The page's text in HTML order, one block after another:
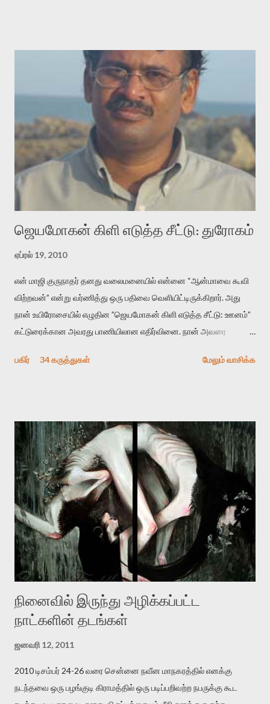
அதிகமாக்கும். கொல்லாது. ஒரு கனவை மீட்டெடுப்பதன் நோக்கம்
என்னவாக இருக்கும்? கவிதையின் அரூப இயக்கத்தை பொதுவயமாக
வடிக்க முயல்வதும் அதற்கே. கோயில் கருவறையின்
மென்வெளிச்சத்தில் நுண்பேசியின் படக்கருவியை இயக்கி சாத்தி
வைத்து விட்டு இயக்கத்தை அறிவோம். அறிதல் அபச்சாரமில்லை.
பயணப் படிமம் என்பது காக்னிடிவ் பொயடிக்ஸ் எனும் சமகால
விமர்சனத்தின் ஒரு முக்கிய கருவி. இக்கருவியை மனுஷ்யபுத்திரனின்
“காலை வணக்கங்கள்” எனும் ஒரு கவிதையில் சொருகப் போகிறோம்.
முதலில் கருவியை பழகுவோம். அன்றாட மொழியில் ஒன்று ம...
ஜெயமோகன் கிளி எடுத்த சீட்டு: துரோகம்
ஏப்ரல் 19, 2010
என் மாஜி குருநாதர் தனது வலைமனையில் என்னை “ஆன்மாவை கூவி
விற்றவன்” என்று வர்ணித்து ஒரு பதிவை வெளியிட்டிருக்கிறார். அது
நான் உயிரோசையில் எழுதின ”ஜெயமோகன் கிளி எடுத்த சீட்டு: ஊனம்”
கட்டுரைக்கான அவரது பாணியிலான எதிர்வினை. நான் அவரை
பதிவை படித்த நண்பர்கள் பலரும் அவருக்காக இரக்கப்பட்டார்கள்.
தனது இணையதளத்திலே தொடர்ந்து பதிவு செய்கிறார். உயிர்மை
இன்னும் சில வருடங்களுக்கு தனக்கு எதிராக எழுத்தாளர்களை ஏவி
விட்டபடி இருக்கும் என்று ஒரு அச்சத்தை வெளிப்படுத்தியபடி
இருக்கிறார். அவர் கடுமையான பாதுகாப்பின்மை மனநிலையில் உள்ளார்.
உயிர்மை அவரை தாக்க உத்தேசித்தாலும் இல்லை என்றாலும்
ஜெயமோகன் அந்த பிரமையால் தொடர்ந்து அச்சுறுத்தலுக்கு உள்ளாகி
உள்ளார். உங்களை பற்றின இந்த தாக்குதல் கூட இதன் வெளிப்பாடு தான்”.
உண்மையே! ராக்கி படத்தில் குத்துச்சண்டை வீரராக வரும் சில்வெஸ்டர்
ஓரிடத்தில் சொல்வார்: ...
பகிர் 34 கருத்துகள் மேலும் வாசிக்க
நினைவில் இருந்து அழிக்கப்பட்ட
நாட்களின் தடங்கள்
ஜனவரி 12, 2011
2010 டிசம்பர் 24-26 வரை சென்னை நவீன மாநகரத்தில் எனக்கு
நடந்தவை ஒரு பழங்குடி கிராமத்தில் ஒரு படிப்பறிவற்ற நபருக்கு கூட